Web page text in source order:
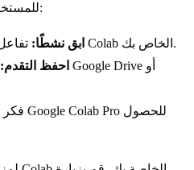
للمستخدمين المجانيين. للتعامل مع هذا:
ابق نشطًا:
تفاعل بانتظام مع دفتر ملاحظات Colab الخاص بك.
احفظ التقدم: